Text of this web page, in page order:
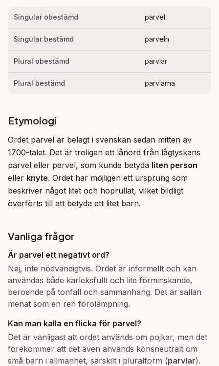
Singular obestämd parvel
Singular bestämd parveln
Plural obestämd parvlar
Plural bestämd parvlarna
Etymologi
Ordet parvel är belagt i svenskan sedan mitten av
1700-talet. Det är troligen ett lånord från lågtyskans
parvel eller pervel, som kunde betyda liten person
eller knyte. Ordet har möjligen ett ursprung som
beskriver något litet och hoprullat, vilket bildligt
överförts till att betyda ett litet barn.
Vanliga frågor
Är parvel ett negativt ord?
Nej, inte nödvändigtvis. Ordet är informellt och kan
användas både kärleksfullt och lite förminskande,
beroende på tonfall och sammanhang. Det är sällan
menat som en ren förolämpning.
Kan man kalla en flicka för parvel?
Det är vanligast att ordet används om pojkar, men det
förekommer att det även används könsneutralt om
små barn i allmänhet, särskilt i pluralform (parvlar).